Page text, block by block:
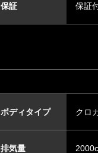
保証 保証
ボディタイプ クロ
排気量